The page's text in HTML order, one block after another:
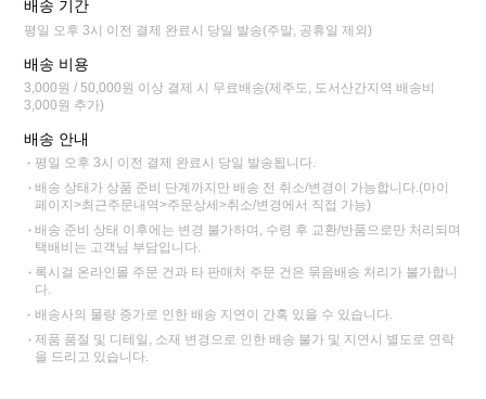
배송 기간
평일 오후 3시 이전 결제 완료시 당일 발송(주말, 공휴일 제외)
배송 비용
3,000원 / 50,000원 이상 결제 시 무료배송(제주도, 도서산간지역 배송비
3,000원 추가)
배송 안내
평일 오후 3시 이전 결제 완료시 당일 발송됩니다.
배송 상태가 상품 준비 단계까지만 배송 전 취소/변경이 가능합니다.(마이
페이지>최근주문내역>주문상세>취소/변경에서 직접 가능)
배송 준비 상태 이후에는 변경 불가하며, 수령 후 교환/반품으로만 처리되며
택배비는 고객님 부담입니다.
록시걸 온라인몰 주문 건과 타 판매처 주문 건은 묶음배송 처리가 불가합니
다.
배송사의 물량 증가로 인한 배송 지연이 간혹 있을 수 있습니다.
제품 품절 및 디테일, 소재 변경으로 인한 배송 불가 및 지연시 별도로 연락
을 드리고 있습니다.